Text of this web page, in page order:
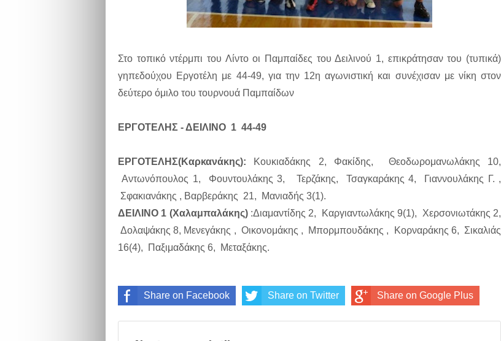
Στο τοπικό ντέρμπι του Λίντο οι Παμπαίδες του Δειλινού 1, επικράτησαν του (τυπικά)
γηπεδούχου Εργοτέλη με 44-49, για την 12η αγωνιστική και συνέχισαν με νίκη στον
δεύτερο όμιλο του τουρνουά Παμπαίδων
ΕΡΓΟΤΕΛΗΣ - ΔΕΙΛΙΝΟ 1 44-49
ΕΡΓΟΤΕΛΗΣ(Καρκανάκης): Κουκιαδάκης 2, Φακίδης, Θεοδωρομανωλάκης 10,
Αντωνόπουλος 1, Φουντουλάκης 3, Τερζάκης, Τσαγκαράκης 4, Γιαννουλάκης Γ. ,
Σφακιανάκης , Βαρβεράκης 21, Μανιαδής 3(1).
ΔΕΙΛΙΝΟ 1 (Χαλαμπαλάκης):Διαμαντίδης 2, Καργιαντωλάκης 9(1), Χερσονιωτάκης 2,
Δολαψάκης 8, Μενεγάκης , Οικονομάκης , Μπορμπουδάκης , Κορναράκης 6, Σικαλιάς
16(4), Παξιμαδάκης 6, Μεταξάκης.
Share on Facebook Share on Twitter Share on Google Plus